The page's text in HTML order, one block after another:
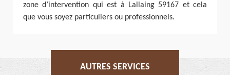
zone d’intervention qui est à Lallaing 59167 et cela
que vous soyez particuliers ou professionnels.
AUTRES SERVICES